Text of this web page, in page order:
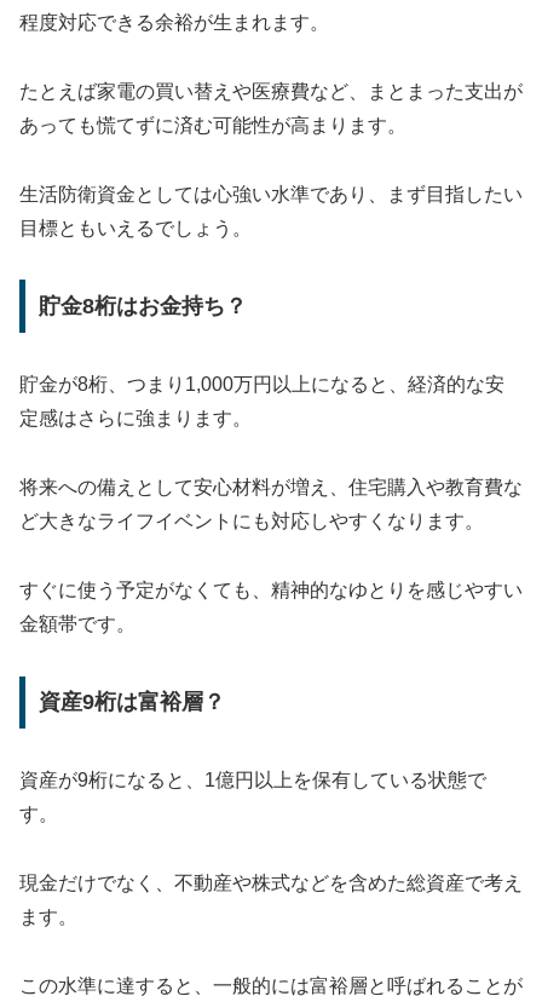
程度対応できる余裕が生まれます。
たとえば家電の買い替えや医療費など、まとまった支出が
あっても慌てずに済む可能性が高まります。
生活防衛資金としては心強い水準であり、まず目指したい
目標ともいえるでしょう。
貯金8桁はお金持ち？
貯金が8桁、つまり1,000万円以上になると、経済的な安
定感はさらに強まります。
将来への備えとして安心材料が増え、住宅購入や教育費な
ど大きなライフイベントにも対応しやすくなります。
すぐに使う予定がなくても、精神的なゆとりを感じやすい
金額帯です。
資産9桁は富裕層？
資産が9桁になると、1億円以上を保有している状態で
す。
現金だけでなく、不動産や株式などを含めた総資産で考え
ます。
この水準に達すると、一般的には富裕層と呼ばれることが